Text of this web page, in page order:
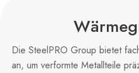
Die SteelPRO Group bietet
an, um verformte Metallteile